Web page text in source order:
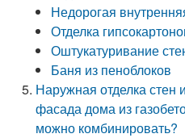
Недорогая
Отделка
Оштукатуривание
Баня из пеноблоков
Наружная отделка стен
фасада дома из
можно комбинировать?